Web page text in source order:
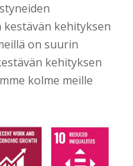
kehityksen
on suurin
kehityksen
kolme meille